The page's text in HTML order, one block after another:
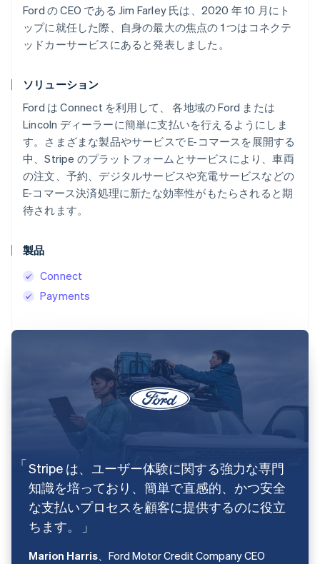
Ford の CEO である Jim Farley 氏は、2020 年 10 月にト
ップに就任した際、自身の最大の焦点の 1 つはコネクテ
ッドカーサービスにあると発表しました。
ソリューション
Ford は Connect を利用して、 各地域の Ford または
Lincoln ディーラーに簡単に支払いを行えるようにしま
す。さまざまな製品やサービスで E-コマースを展開する
中、Stripe のプラットフォームとサービスにより、車両
の注文、予約、デジタルサービスや充電サービスなどの
E-コマース決済処理に新たな効率性がもたらされると期
待されます。
製品
Connect
Payments
Stripe は、ユーザー体験に関する強力な専門
知識を培っており、簡単で直感的、かつ安全
な支払いプロセスを顧客に提供するのに役立
ちます。
Marion Harris、Ford Motor Credit Company CEO